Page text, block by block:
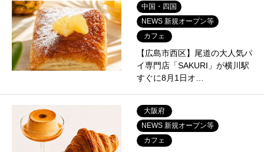
中国・四国
NEWS 新規オープン等
カフェ
【広島市西区】尾道の大人気パ
イ専門店「SAKURI」が横川駅
すぐに8月1日オ…
大阪府
NEWS 新規オープン等
カフェ